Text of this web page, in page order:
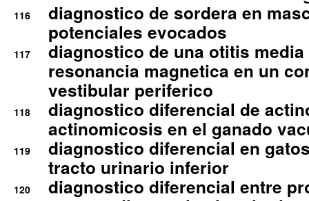
116
diagnostico de sordera en
potenciales evocados
117
diagnostico de una otitis
resonancia magnetica en un
vestibular periferico
118
diagnostico diferencial de
actinomicosis en el ganado
119
diagnostico diferencial en
tracto urinario inferior
120
diagnostico diferencial entre